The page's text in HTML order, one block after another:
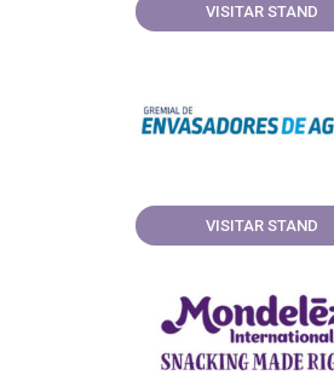
VISITAR STAND
VISITAR STAND